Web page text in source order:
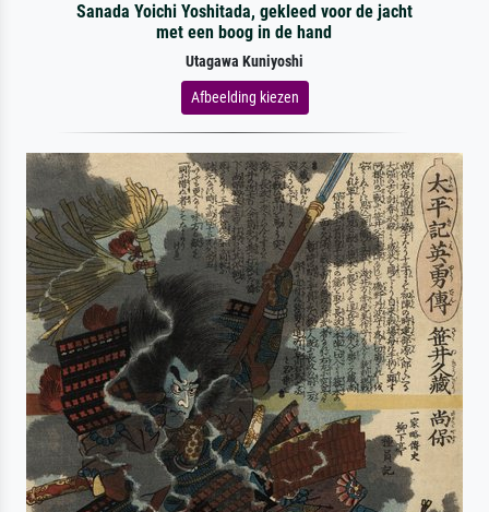
Sanada Yoichi Yoshitada, gekleed voor de jacht
met een boog in de hand
Utagawa Kuniyoshi
Afbeelding kiezen